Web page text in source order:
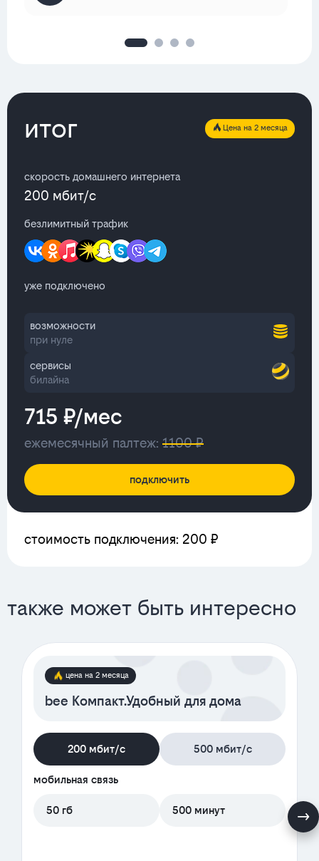
итог Цена на 2 месяца
скорость домашнего интернета
200 мбит/с
безлимитный трафик
уже подключено
возможности
при нуле
сервисы
билайна
715 ₽/мес
ежемесячный палтеж: 1100 ₽
подключить
стоимость подключения: 200 ₽
также может быть интересно
цена на 2 месяца
bee Компакт.Удобный для дома
200 мбит/с 500 мбит/с
мобильная связь
50 гб 500 минут